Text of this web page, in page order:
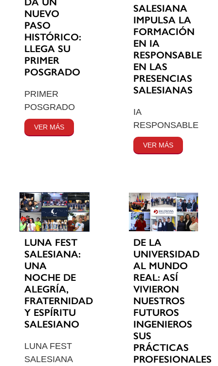
NUEVO
PASO
HISTÓRICO:
LLEGA SU
PRIMER
POSGRADO
PRIMER
POSGRADO
VER MÁS
SALESIANA
IMPULSA LA
FORMACIÓN
EN IA
RESPONSABLE
EN LAS
PRESENCIAS
SALESIANAS
IA
RESPONSABLE
VER MÁS
LUNA FEST
SALESIANA:
UNA
NOCHE DE
ALEGRÍA,
FRATERNIDAD
Y ESPÍRITU
SALESIANO
LUNA FEST
SALESIANA
DE LA
UNIVERSIDAD
AL MUNDO
REAL: ASÍ
VIVIERON
NUESTROS
FUTUROS
INGENIEROS
SUS
PRÁCTICAS
PROFESIONALES